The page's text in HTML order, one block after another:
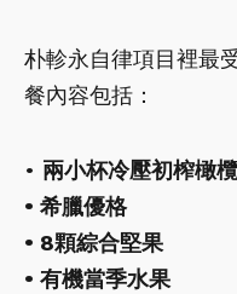
朴軫永自律項目裡最
餐內容包括：
• 兩小杯冷壓初榨橄
• 希臘優格
• 8顆綜合堅果
• 有機當季水果